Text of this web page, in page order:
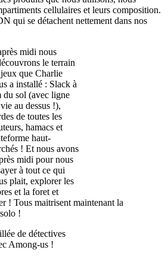
cellulaires et leurs composition.
qui se détachent nettement dans nos
midi nous
le terrain
que Charlie
a installé : Slack à
du sol (avec ligne
au dessus !),
de toutes les
hamacs et
haut-
! Et nous avons
midi pour nous
à tout ce qui
plait, explorer les
et la foret et
! Tous maitrisent maintenant la
!
de détectives
Among-us !